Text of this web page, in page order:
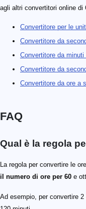
agli altri convertitori online di
Convertitore per le
Convertitore da
Convertitore da
Convertitore da
Convertitore da ore
FAQ
Qual è la regola
La regola per convertire le
il numero di ore per 60 e
Ad esempio, per convertire